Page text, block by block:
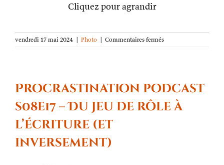
Cliquez pour agrandir
vendredi 17 mai 2024 | Photo | Commentaires ferméssur
La
semaine :
Admin
liminale
Procrastination podcast
s08e17 – Du jeu de rôle à
l’écriture (et
inversement)